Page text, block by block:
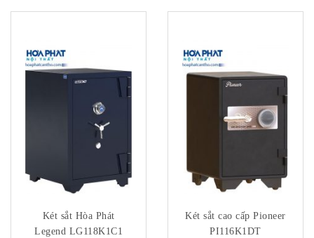
Két sắt Hòa Phát
Legend LG118K1C1
Két sắt cao cấp Pioneer
PI116K1DT